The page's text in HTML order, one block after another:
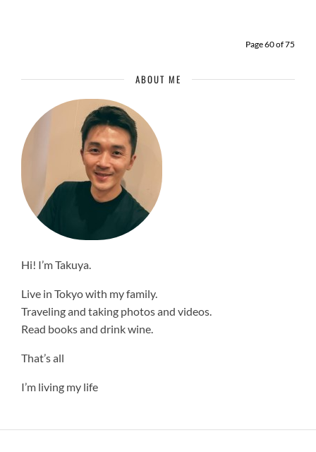
Page 60 of 75
ABOUT ME
Hi! I’m Takuya.
Live in Tokyo with my family.
Traveling and taking photos and videos.
Read books and drink wine.
That’s all
I’m living my life